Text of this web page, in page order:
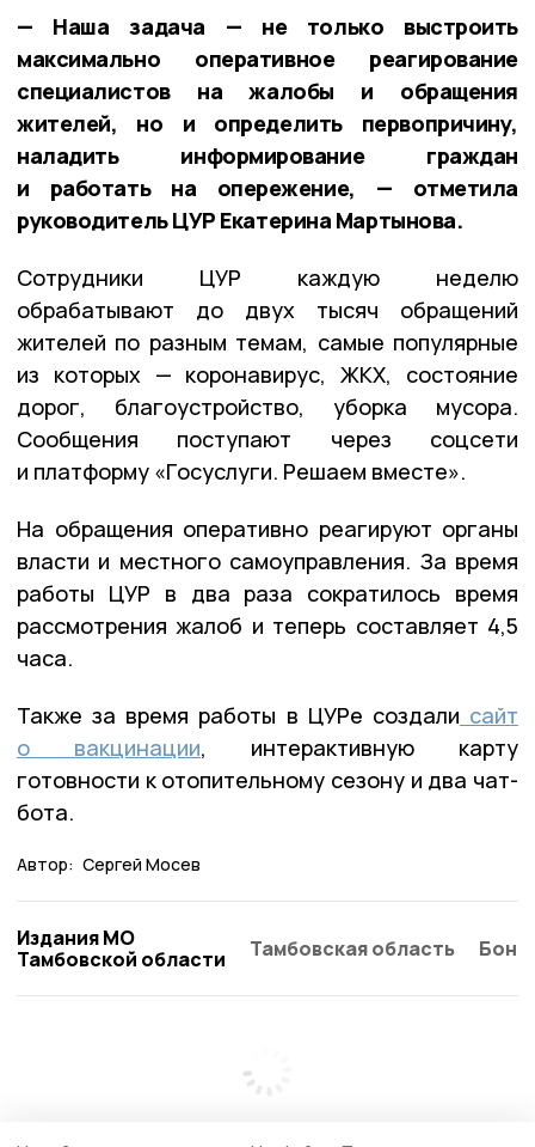
— Наша задача — не только выстроить
максимально оперативное реагирование
специалистов на жалобы и обращения
жителей, но и определить первопричину,
наладить информирование граждан
и работать на опережение, — отметила
руководитель ЦУР Екатерина Мартынова.
Сотрудники ЦУР каждую неделю
обрабатывают до двух тысяч обращений
жителей по разным темам, самые популярные
из которых — коронавирус, ЖКХ, состояние
дорог, благоустройство, уборка мусора.
Сообщения поступают через соцсети
и платформу «Госуслуги. Решаем вместе».
На обращения оперативно реагируют органы
власти и местного самоуправления. За время
работы ЦУР в два раза сократилось время
рассмотрения жалоб и теперь составляет 4,5
часа.
Также за время работы в ЦУРе создали сайт
о вакцинации, интерактивную карту
готовности к отопительному сезону и два чат-
бота.
Автор: Сергей Мосев
Издания МО
Тамбовской области
Тамбовская область